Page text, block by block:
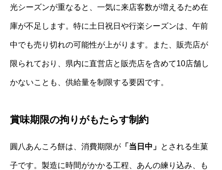
光シーズンが重なると、一気に来店客数が増えるため在
庫が不足します。特に土日祝日や行楽シーズンは、午前
中でも売り切れの可能性が上がります。また、販売店が
限られており、県内に直営店と販売店を含めて10店舗し
かないことも、供給量を制限する要因です。
賞味期限の拘りがもたらす制約
圓八あんころ餅は、消費期限が 「当日中」 とされる生菓
子です。製造に時間がかかる工程、あんの練り込み、も